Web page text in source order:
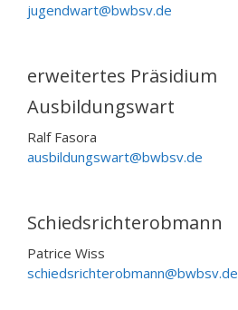
jugendwart@bwbsv.de
erweitertes Präsidium
Ausbildungswart
Ralf Fasora
ausbildungswart@bwbsv.de
Schiedsrichterobmann
Patrice Wiss
schiedsrichterobmann@bwbsv.de